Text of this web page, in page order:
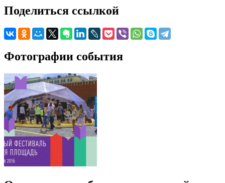
Поделиться ссылкой
Фотографии события